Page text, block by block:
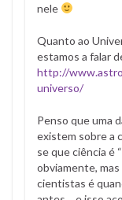
nele
Quanto ao
estamos a falar
http://
universo/
Penso que uma
existem sobre a
se que ciência é
obviamente,
cientistas é